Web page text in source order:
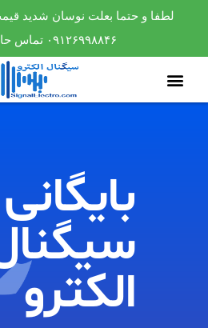
لطفا و حتما بعلت نوسان شدید
۰۹۱۲۶۹۹۸۸۴۶ تماس حاصل فرمایید
بایگانی
الکترو​